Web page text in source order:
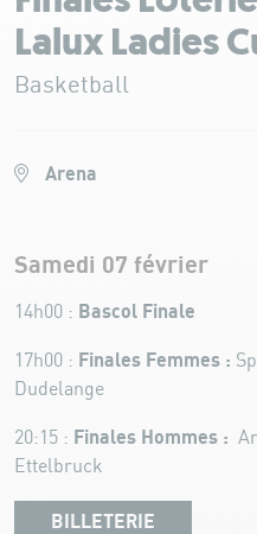
Lalux Ladies
Basketball
Arena
Samedi 07 février
14h00 : Bascol Finale
17h00 : Finales Femmes :
Dudelange
20:15 : Finales Hommes :
Ettelbruck
BILLETERIE